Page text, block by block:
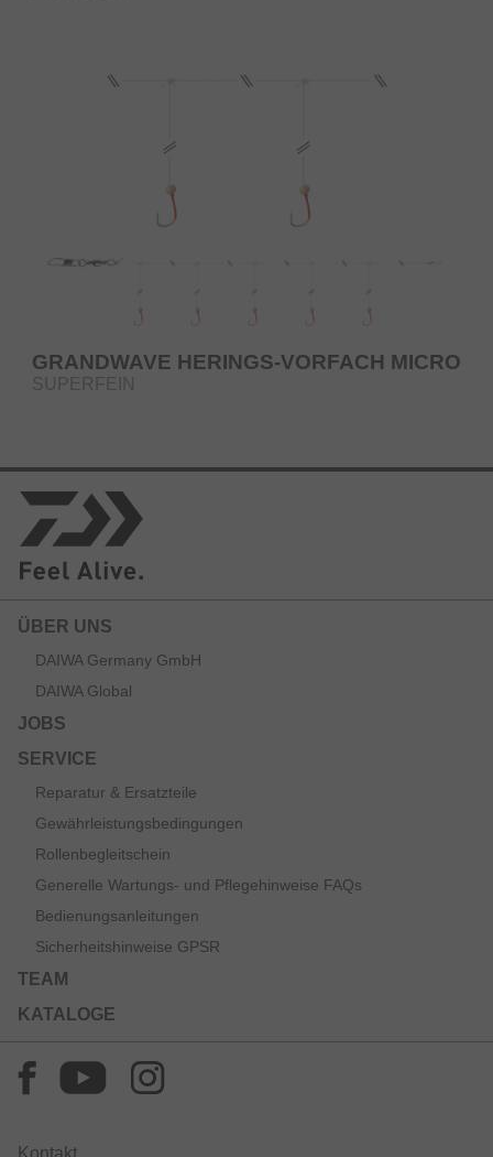
GRANDWAVE HERINGS-VORFACH MICRO
SUPERFEIN
ÜBER UNS
DAIWA Germany GmbH
DAIWA Global
JOBS
SERVICE
Reparatur & Ersatzteile
Gewährleistungsbedingungen
Rollenbegleitschein
Generelle Wartungs- und Pflegehinweise FAQs
Bedienungsanleitungen
Sicherheitshinweise GPSR
TEAM
KATALOGE